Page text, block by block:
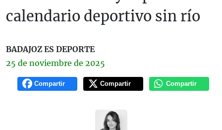
calendario deportivo sin río
BADAJOZ ES DEPORTE
25 de noviembre de 2025
Compartir Compartir Compartir